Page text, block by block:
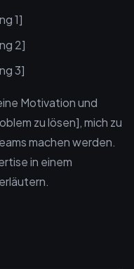
1]
2]
3]
Motivation und
zu lösen], mich zu
machen werden.
in einem